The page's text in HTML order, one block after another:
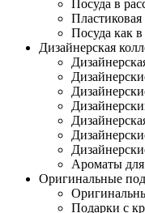
Посуда в
Пластиковая
Посуда как
Дизайнерская
Ароматы
Оригинальные
Подарки с